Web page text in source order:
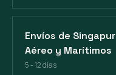
Envíos de Singapur
Aéreo y Marítimos
5 - 12 días